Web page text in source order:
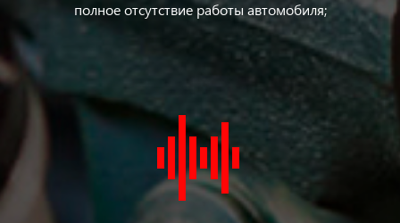
полное отсутствие работы автомобиля;